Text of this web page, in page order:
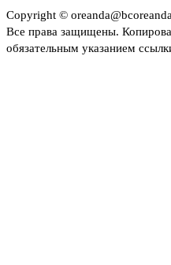
Copyright ©
Все права защищены.
обязательным указанием